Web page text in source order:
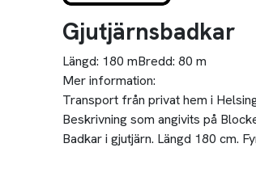
Gjutjärnsbadkar
Längd: 180 mBredd: 80 m
Mer information:
Transport från privat hem i
Beskrivning som angivits på
Badkar i gjutjärn. Längd 180 cm.